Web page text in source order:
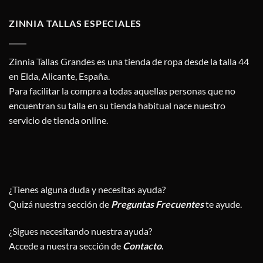
ZINNIA TALLAS ESPECIALES
Zinnia Tallas Grandes es una tienda de ropa desde la talla 44
en Elda, Alicante, España.
Para facilitar la compra a todas aquellas personas que no
encuentran su talla en su tienda habitual nace nuestro
servicio de tienda online.
¿Tienes alguna duda y necesitas ayuda?
Quizá nuestra sección de Preguntas Frecuenteste ayude.
¿Sigues necesitando nuestra ayuda?
Accede a nuestra sección de Contacto.